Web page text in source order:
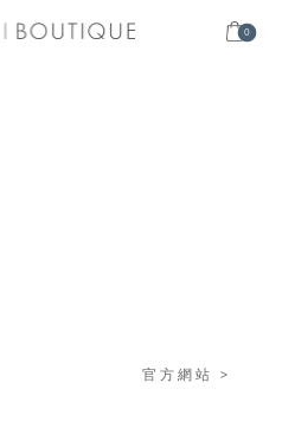
0
官方網站 >